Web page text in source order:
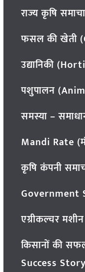
राज्य कृषि
फसल की खेती
उद्यानिकी
पशुपालन
समस्या –
Mandi Rate
कृषि कंपनी
Government
एग्रीकल्चर
किसानों की
Success